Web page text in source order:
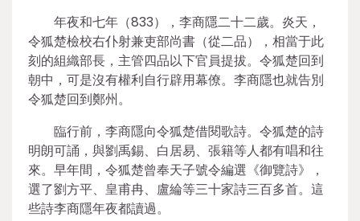
年夜和七年（833），李商隱二十二歲。炎天，
令狐楚檢校右仆射兼吏部尚書（從二品），相當于此
刻的組織部長，主管四品以下官員提拔。令狐楚回到
朝中，可是沒有權利自行辟用幕僚。李商隱也就告別
令狐楚回到鄭州。
臨行前，李商隱向令狐楚借閱歌詩。令狐楚的詩
明朗可誦，與劉禹錫、白居易、張籍等人都有唱和往
來。早年間，令狐楚曾奉天子號令編選《御覽詩》，
選了劉方平、皇甫冉、盧綸等三十家詩三百多首。這
些詩李商隱年夜都讀過。